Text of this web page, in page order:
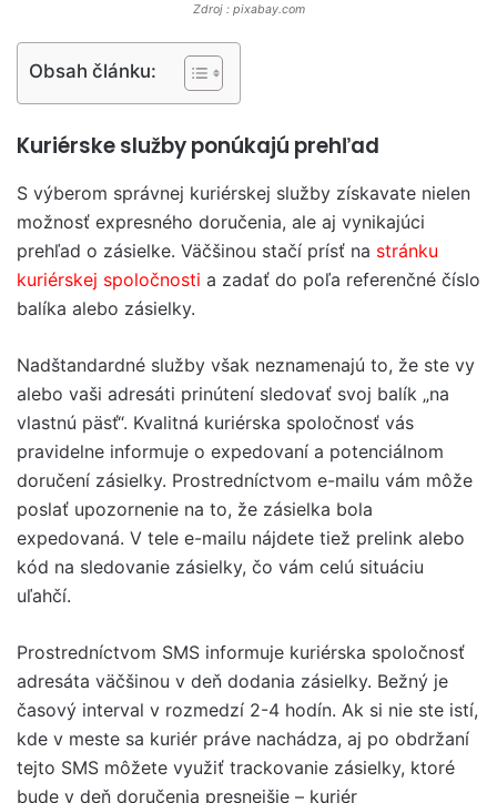
Zdroj : pixabay.com
Obsah článku:
Kuriérske služby ponúkajú prehľad
S výberom správnej kuriérskej služby získavate nielen
možnosť expresného doručenia, ale aj vynikajúci
prehľad o zásielke. Väčšinou stačí prísť na stránku
kuriérskej spoločnosti a zadať do poľa referenčné číslo
balíka alebo zásielky.
Nadštandardné služby však neznamenajú to, že ste vy
alebo vaši adresáti prinútení sledovať svoj balík „na
vlastnú päsť“. Kvalitná kuriérska spoločnosť vás
pravidelne informuje o expedovaní a potenciálnom
doručení zásielky. Prostredníctvom e-mailu vám môže
poslať upozornenie na to, že zásielka bola
expedovaná. V tele e-mailu nájdete tiež prelink alebo
kód na sledovanie zásielky, čo vám celú situáciu
uľahčí.
Prostredníctvom SMS informuje kuriérska spoločnosť
adresáta väčšinou v deň dodania zásielky. Bežný je
časový interval v rozmedzí 2-4 hodín. Ak si nie ste istí,
kde v meste sa kuriér práve nachádza, aj po obdržaní
tejto SMS môžete využiť trackovanie zásielky, ktoré
bude v deň doručenia presnejšie – kuriér